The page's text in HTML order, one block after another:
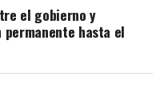
el gobierno y
hasta el